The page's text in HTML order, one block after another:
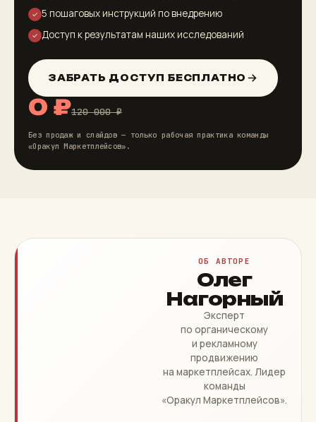
✓ 5 пошаговых инструкций по внедрению
✓ Доступ к результатам наших исследований
ЗАБРАТЬ ДОСТУП БЕСПЛАТНО
0 ₽120 000 ₽
Без продаж и слайдов — только рабочая практика команды
«Оракул Маркетплейсов».
ОБ АВТОРЕ
Олег
Нагорный
Эксперт
по органическому
и рекламному
продвижению
на маркетплейсах. Лидер
команды
«Оракул Маркетплейсов».